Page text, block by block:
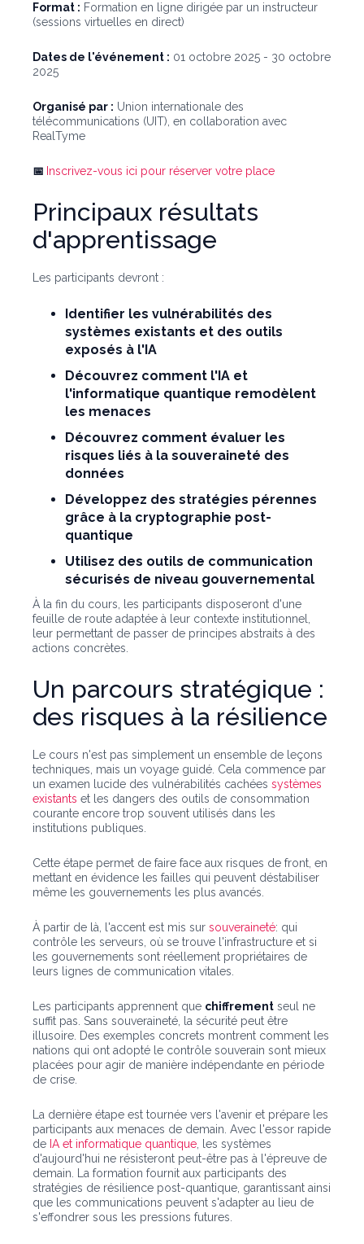
Format : Formation en ligne dirigée par un instructeur
(sessions virtuelles en direct)
Dates de l'événement : 01 octobre 2025 - 30 octobre
2025
Organisé par : Union internationale des
télécommunications (UIT), en collaboration avec
RealTyme
📅 Inscrivez-vous ici pour réserver votre place
Principaux résultats
d'apprentissage
Les participants devront :
Identifier les vulnérabilités des
systèmes existants et des outils
exposés à l'IA
Découvrez comment l'IA et
l'informatique quantique remodèlent
les menaces
Découvrez comment évaluer les
risques liés à la souveraineté des
données
Développez des stratégies pérennes
grâce à la cryptographie post-
quantique
Utilisez des outils de communication
sécurisés de niveau gouvernemental
À la fin du cours, les participants disposeront d'une
feuille de route adaptée à leur contexte institutionnel,
leur permettant de passer de principes abstraits à des
actions concrètes.
Un parcours stratégique :
des risques à la résilience
Le cours n'est pas simplement un ensemble de leçons
techniques, mais un voyage guidé. Cela commence par
un examen lucide des vulnérabilités cachées systèmes
existants et les dangers des outils de consommation
courante encore trop souvent utilisés dans les
institutions publiques.
Cette étape permet de faire face aux risques de front, en
mettant en évidence les failles qui peuvent déstabiliser
même les gouvernements les plus avancés.
À partir de là, l'accent est mis sur souveraineté: qui
contrôle les serveurs, où se trouve l'infrastructure et si
les gouvernements sont réellement propriétaires de
leurs lignes de communication vitales.
Les participants apprennent que chiffrement seul ne
suffit pas. Sans souveraineté, la sécurité peut être
illusoire. Des exemples concrets montrent comment les
nations qui ont adopté le contrôle souverain sont mieux
placées pour agir de manière indépendante en période
de crise.
La dernière étape est tournée vers l'avenir et prépare les
participants aux menaces de demain. Avec l'essor rapide
de IA et informatique quantique , les systèmes
d'aujourd'hui ne résisteront peut-être pas à l'épreuve de
demain. La formation fournit aux participants des
stratégies de résilience post-quantique, garantissant ainsi
que les communications peuvent s'adapter au lieu de
s'effondrer sous les pressions futures.